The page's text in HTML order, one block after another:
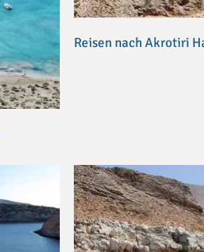
Reisen nach Akrotiri